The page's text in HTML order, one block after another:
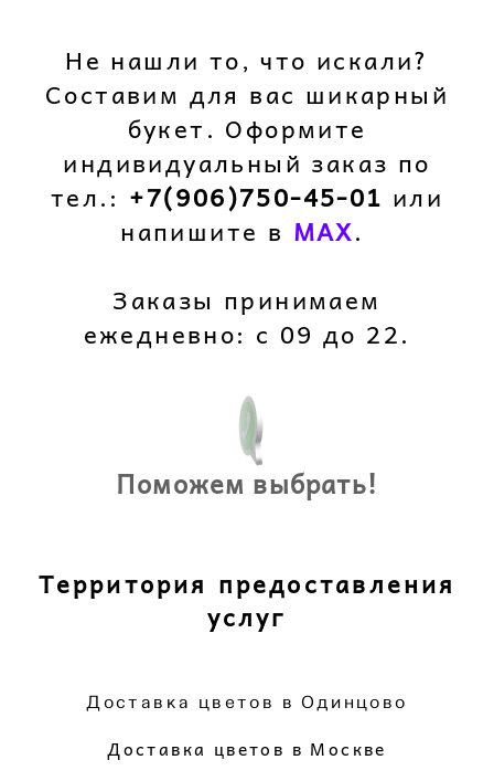
Не нашли то, что искали?
Составим для вас шикарный
букет. Оформите
индивидуальный заказ по
тел.: +7(906)750-45-01 или
напишите в MAX.
Заказы принимаем
ежедневно: с 09 до 22.
Поможем выбрать!
Территория предоставления
услуг
Доставка цветов в Одинцово
Доставка цветов в Москве